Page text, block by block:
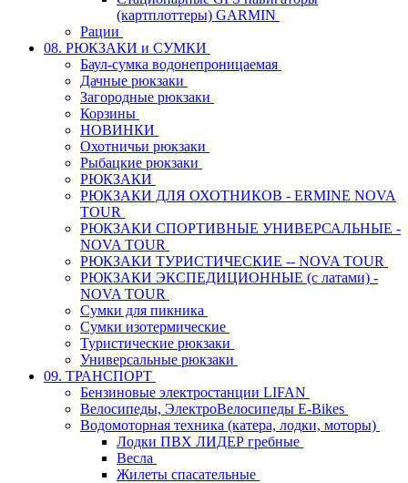
(картплоттеры) GARMIN
Рации
08. РЮКЗАКИ и СУМКИ
Баул-сумка водонепроницаемая
Дачные рюкзаки
Загородные рюкзаки
Корзины
НОВИНКИ
Охотничьи рюкзаки
Рыбацкие рюкзаки
РЮКЗАКИ
РЮКЗАКИ ДЛЯ ОХОТНИКОВ - ERMINE NOVA
TOUR
РЮКЗАКИ СПОРТИВНЫЕ УНИВЕРСАЛЬНЫЕ -
NOVA TOUR
РЮКЗАКИ ТУРИСТИЧЕСКИЕ -- NOVA TOUR
РЮКЗАКИ ЭКСПЕДИЦИОННЫЕ (с латами) -
NOVA TOUR
Сумки для пикника
Сумки изотермические
Туристические рюкзаки
Универсальные рюкзаки
09. ТРАНСПОРТ
Бензиновые электростанции LIFAN
Велосипеды, ЭлектроВелосипеды E-Bikes
Водомоторная техника (катера, лодки, моторы)
Лодки ПВХ ЛИДЕР гребные
Весла
Жилеты спасательные